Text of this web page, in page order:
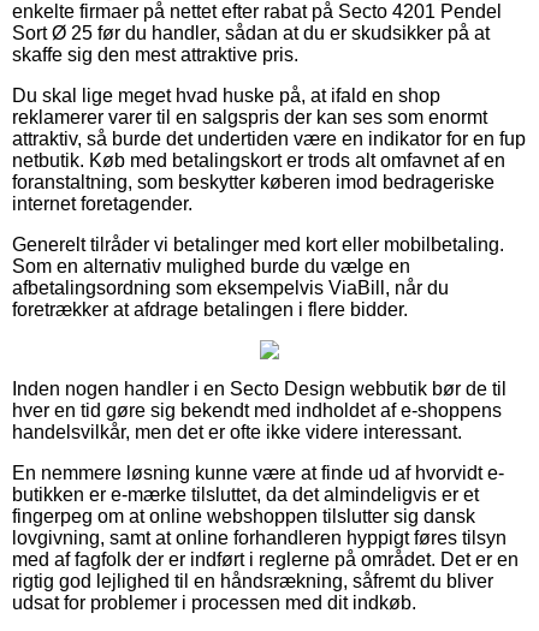
enkelte firmaer på nettet efter rabat på Secto 4201 Pendel
Sort Ø 25 før du handler, sådan at du er skudsikker på at
skaffe sig den mest attraktive pris.
Du skal lige meget hvad huske på, at ifald en shop
reklamerer varer til en salgspris der kan ses som enormt
attraktiv, så burde det undertiden være en indikator for en fup
netbutik. Køb med betalingskort er trods alt omfavnet af en
foranstaltning, som beskytter køberen imod bedrageriske
internet foretagender.
Generelt tilråder vi betalinger med kort eller mobilbetaling.
Som en alternativ mulighed burde du vælge en
afbetalingsordning som eksempelvis ViaBill, når du
foretrækker at afdrage betalingen i flere bidder.
Inden nogen handler i en Secto Design webbutik bør de til
hver en tid gøre sig bekendt med indholdet af e-shoppens
handelsvilkår, men det er ofte ikke videre interessant.
En nemmere løsning kunne være at finde ud af hvorvidt e-
butikken er e-mærke tilsluttet, da det almindeligvis er et
fingerpeg om at online webshoppen tilslutter sig dansk
lovgivning, samt at online forhandleren hyppigt føres tilsyn
med af fagfolk der er indført i reglerne på området. Det er en
rigtig god lejlighed til en håndsrækning, såfremt du bliver
udsat for problemer i processen med dit indkøb.